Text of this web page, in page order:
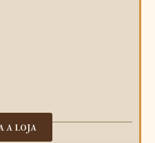
a loja